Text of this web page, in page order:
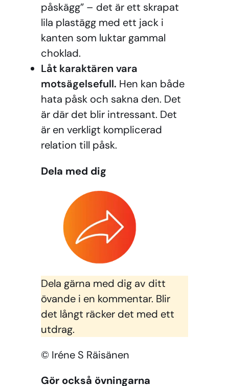
påskägg” – det är ett skrapat
lila plastägg med ett jack i
kanten som luktar gammal
choklad.
Låt karaktären vara
motsägelsefull. Hen kan både
hata påsk och sakna den. Det
är där det blir intressant. Det
är en verkligt komplicerad
relation till påsk.
Dela med dig
Dela gärna med dig av ditt
övande i en kommentar. Blir
det långt räcker det med ett
utdrag.
© Iréne S Räisänen
Gör också övningarna